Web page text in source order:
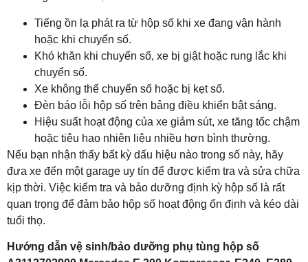
Tiếng ồn lạ phát ra từ hộp số khi xe đang vận hành
hoặc khi chuyển số.
Khó khăn khi chuyển số, xe bị giật hoặc rung lắc khi
chuyển số.
Xe không thể chuyển số hoặc bị kẹt số.
Đèn báo lỗi hộp số trên bảng điều khiển bật sáng.
Hiệu suất hoạt động của xe giảm sút, xe tăng tốc chậm
hoặc tiêu hao nhiên liệu nhiều hơn bình thường.
Nếu bạn nhận thấy bất kỳ dấu hiệu nào trong số này, hãy
đưa xe đến một garage uy tín để được kiểm tra và sửa chữa
kịp thời. Việc kiểm tra và bảo dưỡng định kỳ hộp số là rất
quan trọng để đảm bảo hộp số hoạt động ổn định và kéo dài
tuổi thọ.
Hướng dẫn vệ sinh/bảo dưỡng phụ tùng hộp số